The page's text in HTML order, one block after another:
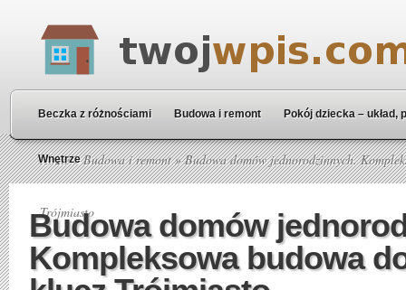
Beczka z różnościami Budowa i remont Pokój dziecka – układ,
Wnętrze
Home»Budowa i remont» Budowa domów jednorodzinnych.
Trójmiasto
Budowa domów
Kompleksowa budowa